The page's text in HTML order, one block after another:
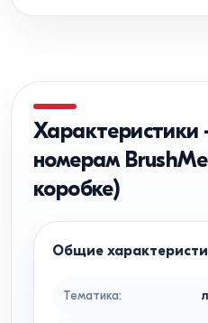
Характеристики
номерам
коробке)
Общие
Тематика: